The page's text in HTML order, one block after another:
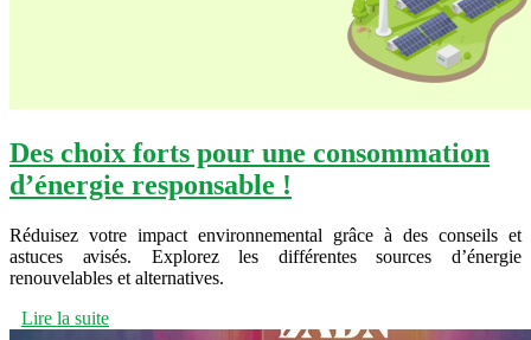
Des choix forts pour une consommation
d’énergie responsable !
Réduisez votre impact environnemental grâce à des conseils et
astuces avisés. Explorez les différentes sources d’énergie
renouvelables et alternatives.
Lire la suite